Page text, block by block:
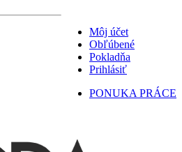
Môj účet
Obľúbené
Pokladňa
Prihlásiť
PONUKA PRÁCE